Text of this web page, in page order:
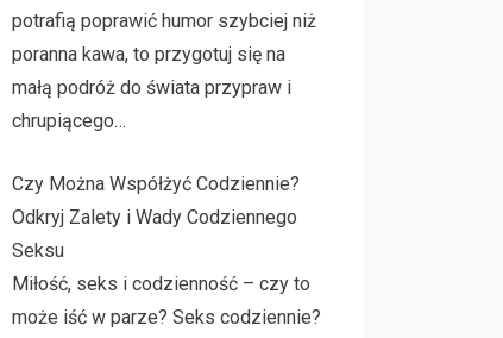
potrafią poprawić humor szybciej niż
poranna kawa, to przygotuj się na
małą podróż do świata przypraw i
chrupiącego…
Czy Można Współżyć Codziennie?
Odkryj Zalety i Wady Codziennego
Seksu
Miłość, seks i codzienność – czy to
może iść w parze? Seks codziennie?